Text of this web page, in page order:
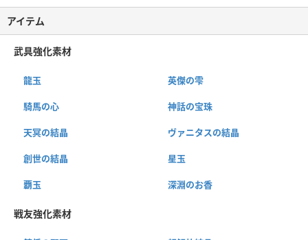
アイテム
武具強化素材
龍玉 英傑の雫
騎馬の心 神話の宝珠
天冥の結晶 ヴァニタスの結晶
創世の結晶 星玉
覇玉 深淵のお香
戦友強化素材